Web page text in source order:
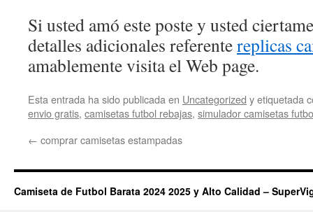
Si usted amó este poste y usted
detalles adicionales referentereplicas
amablemente visita el Web page.
Esta entrada ha sido publicada en Uncategorized y etiquetada
envio gratis, camisetas futbol rebajas, simulador camisetas
← comprar camisetas estampadas
Camiseta de Futbol Barata 2024 2025 y Alto Calidad –